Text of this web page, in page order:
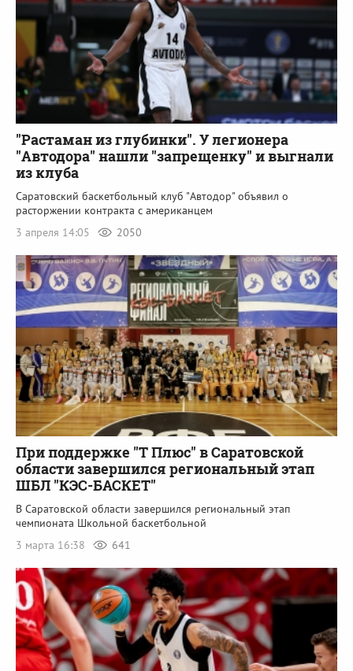
"Растаман из глубинки". У легионера
"Автодора" нашли "запрещенку" и выгнали
из клуба
Саратовский баскетбольный клуб "Автодор" объявил о
расторжении контракта с американцем
3 апреля 14:05
2050
При поддержке "Т Плюс" в Саратовской
области завершился региональный этап
ШБЛ "КЭС-БАСКЕТ"
В Саратовской области завершился региональный этап
чемпионата Школьной баскетбольной
3 марта 16:38
641